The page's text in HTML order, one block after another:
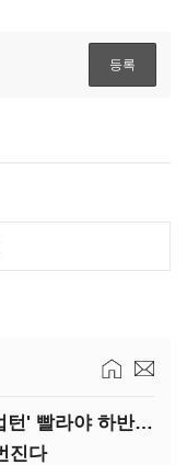
길어지는 K-반도체 혹한기…"'업턴' 빨라야 하반기"
진다